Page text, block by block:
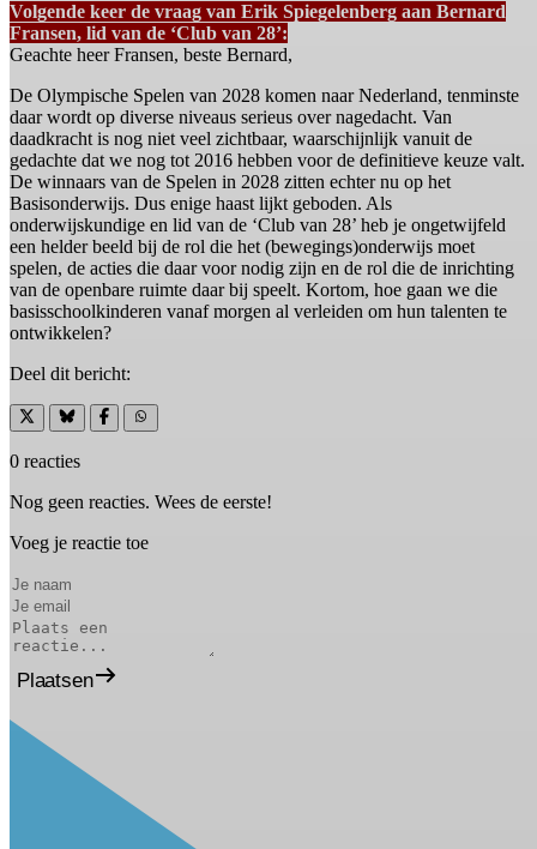
Volgende keer de vraag van Erik Spiegelenberg aan Bernard
Fransen, lid van de ‘Club van 28’:
Geachte heer Fransen, beste Bernard,
De Olympische Spelen van 2028 komen naar Nederland, tenminste
daar wordt op diverse niveaus serieus over nagedacht. Van
daadkracht is nog niet veel zichtbaar, waarschijnlijk vanuit de
gedachte dat we nog tot 2016 hebben voor de definitieve keuze valt.
De winnaars van de Spelen in 2028 zitten echter nu op het
Basisonderwijs. Dus enige haast lijkt geboden. Als
onderwijskundige en lid van de ‘Club van 28’ heb je ongetwijfeld
een helder beeld bij de rol die het (bewegings)onderwijs moet
spelen, de acties die daar voor nodig zijn en de rol die de inrichting
van de openbare ruimte daar bij speelt. Kortom, hoe gaan we die
basisschoolkinderen vanaf morgen al verleiden om hun talenten te
ontwikkelen?
Deel dit bericht:
0 reacties
Nog geen reacties. Wees de eerste!
Voeg je reactie toe
Plaatsen